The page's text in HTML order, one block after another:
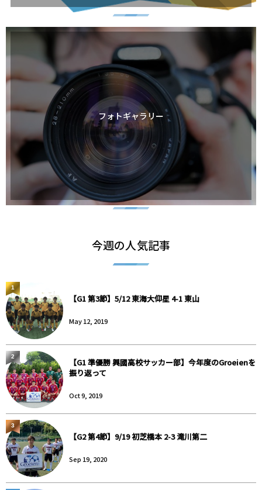
フォトギャラリー
今週の人気記事
【G1 第3節】5/12 東海大仰星 4-1 東山
May 12, 2019
1
【G1 準優勝 興國高校サッカー部】今年度のGroeienを
振り返って
Oct 9, 2019
2
【G2 第4節】9/19 初芝橋本 2-3 滝川第二
Sep 19, 2020
3